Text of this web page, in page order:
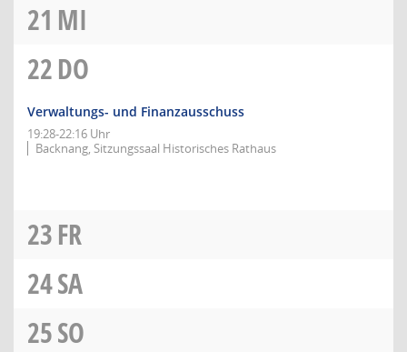
21 MI
22DO
Verwaltungs- und Finanzausschuss
19:28-22:16 Uhr
Backnang, Sitzungssaal Historisches Rathaus
23FR
24SA
25SO